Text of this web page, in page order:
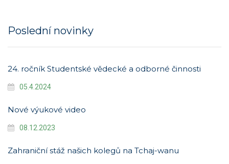
Poslední novinky
24. ročník Studentské vědecké a odborné činnosti
05.4.2024
Nové výukové video
08.12.2023
Zahraniční stáž našich kolegů na Tchaj-wanu